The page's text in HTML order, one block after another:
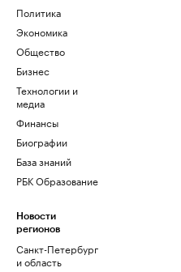
Политика
Экономика
Общество
Бизнес
Технологии и
медиа
Финансы
Биографии
База знаний
РБК Образование
Новости
регионов
Санкт-Петербург
и область